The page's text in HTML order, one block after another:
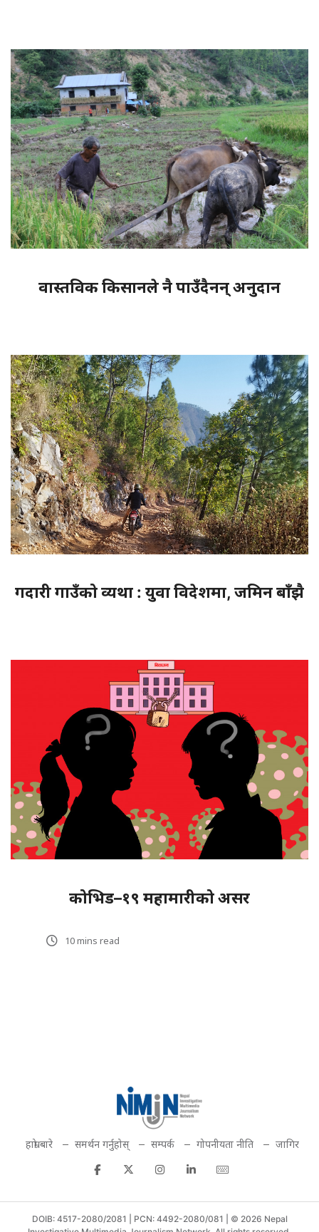
वास्तविक किसानले नै पाउँदैनन् अनुदान
गदारी गाउँको व्यथा : युवा विदेशमा, जमिन बाँझै
कोभिड–१९ महामारीको असर
10 mins read
हाम्रो बारे समर्थन गर्नुहोस् सम्पर्क गोपनीयता नीति जागिर
DOIB: 4517-2080/2081 | PCN: 4492-2080/081 | © 2026 Nepal